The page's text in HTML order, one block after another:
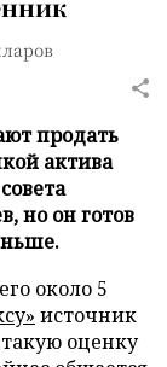
продать
актива
но он готов
около 5
источник
оценку